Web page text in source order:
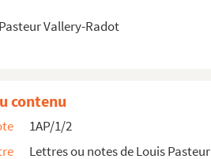
Vallery-Radot
demande de mon gendre R. Vallery...
admissible aux épreuves orales d...
contenu
1AP/1/2
Lettres ou notes de Louis Pasteur